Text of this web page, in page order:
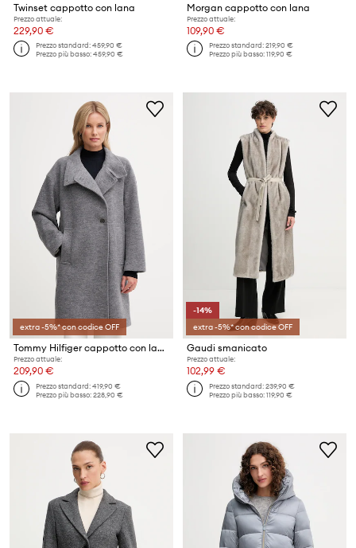
Twinset cappotto con lana
Prezzo attuale:
229,90 €
Prezzo standard:459,90 €
Prezzo più basso:459,90 €
Morgan cappotto con lana
Prezzo attuale:
109,90 €
Prezzo standard:219,90 €
Prezzo più basso:119,90 €
extra -5%* con codice OFF
Tommy Hilfiger cappotto con lana
Prezzo attuale:
209,90 €
Prezzo standard:419,90 €
Prezzo più basso:228,90 €
-14%
extra -5%* con codice OFF
Gaudi smanicato
Prezzo attuale:
102,99 €
Prezzo standard:239,90 €
Prezzo più basso:119,90 €